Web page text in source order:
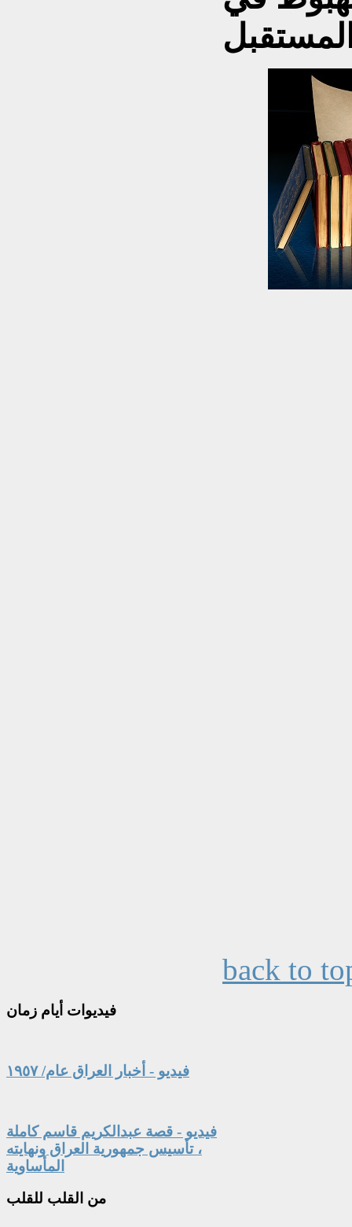
back to
فيديوات أيام زمان
فيديو - أخبار العراق عام/ ١٩٥٧
فيديو - قصة عبدالكريم قاسم كاملة
، تأسيس جمهورية العراق ونهايته
المأساوية
من القلب للقلب